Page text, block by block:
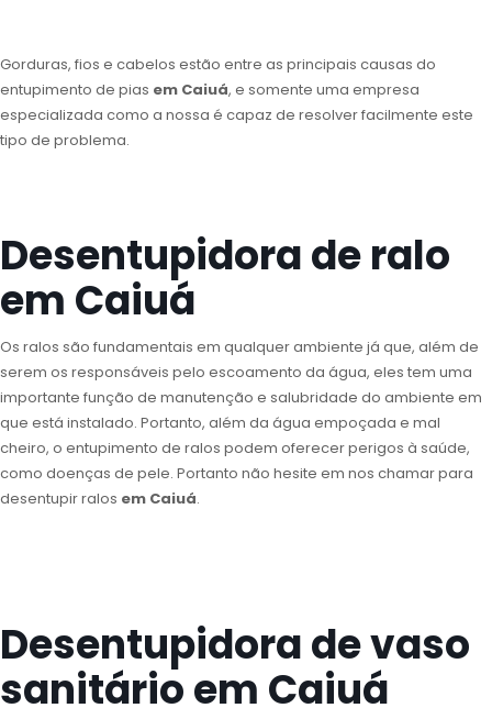
Gorduras, fios e cabelos estão entre as principais causas do
entupimento de pias em Caiuá, e somente uma empresa
especializada como a nossa é capaz de resolver facilmente este
tipo de problema.
Desentupidora de ralo
em Caiuá
Os ralos são fundamentais em qualquer ambiente já que, além de
serem os responsáveis pelo escoamento da água, eles tem uma
importante função de manutenção e salubridade do ambiente em
que está instalado. Portanto, além da água empoçada e mal
cheiro, o entupimento de ralos podem oferecer perigos à saúde,
como doenças de pele. Portanto não hesite em nos chamar para
desentupir ralos em Caiuá.
Desentupidora de vaso
sanitário em Caiuá